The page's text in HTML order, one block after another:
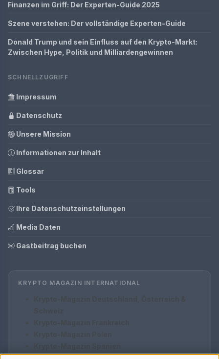
Finanzen im Griff: Der Experten-Guide 2025
Szene verstehen: Der vollständige Experten-Guide
Donald Trump und sein Einfluss auf den Krypto-Markt:
Zwischen Hype, Politik und Milliardengewinnen
SCHNELLZUGRIFF
Impressum
Datenschutz
Unsere Mission
Informationen zur Inhalt
Glossar
Tools
Ihre Datenschutzeinstellungen
Media Daten
Gastbeitrag buchen
KRYPTO MAGAZIN INTERNATIONAL